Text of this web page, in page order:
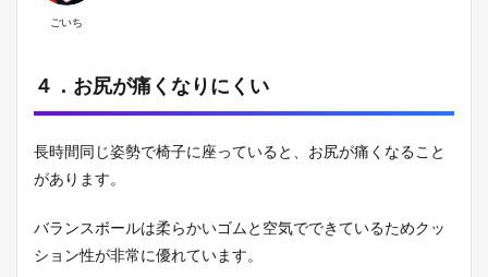
ごいち
４．お尻が痛くなりにくい
長時間同じ姿勢で椅子に座っていると、お尻が痛くなること
があります。
バランスボールは柔らかいゴムと空気でできているためクッ
ション性が非常に優れています。